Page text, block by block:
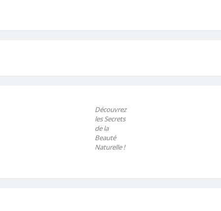
Découvrez
les Secrets
de la
Beauté
Naturelle !